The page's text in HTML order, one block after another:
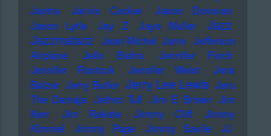
Jantra
Jarvis Cocker
Jason Donovan
Jason Lytle
Jay Z Jaye Muller
Jazz
Jazzmatazz Jean-Michel Jarre Jefferson
Airplane
Jello Biafra
Jennifer Finch
Jennifer Rostock
Jennifer Weist
Jens
Balzer Jerry Butler Jerry Lee Lewis Jeru
The Damaja Jethro Tull Jim E Brown Jim
Kerr
Jim Rakete Jimmy Cliff
Jimmy
Kimmel
Jimmy Page Jimmy Savile
JJ